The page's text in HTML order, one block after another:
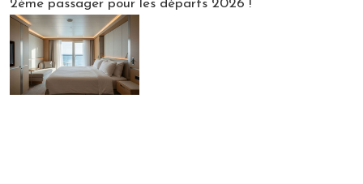
2ème passager pour les départs 2026 !